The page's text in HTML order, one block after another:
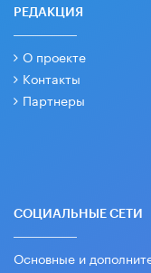
РЕДАКЦИЯ
О проекте
Контакты
Партнеры
СОЦИАЛЬНЫЕ СЕТИ
Основные и